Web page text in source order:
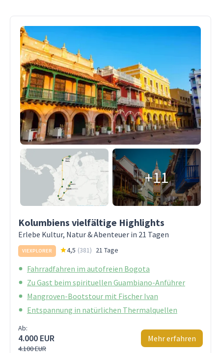
+11
Kolumbiens vielfältige Highlights
Erlebe Kultur, Natur & Abenteuer in 21 Tagen
VIEXPLORER 4,5 (381) 21 Tage
Fahrradfahren im autofreien Bogota
Zu Gast beim spirituellen Guambiano-Anführer
Mangroven-Bootstour mit Fischer Ivan
Entspannung in natürlichen Thermalquellen
Ab:
4.000 EUR
4.100 EUR
Mehr erfahren